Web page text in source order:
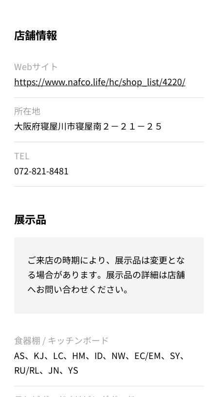
店舗情報
Webサイト
https://www.nafco.life/hc/shop_list/4220/
所在地
大阪府寝屋川市寝屋南２－２１－２５
TEL
072-821-8481
展示品
ご来店の時期により、展示品は変更とな
る場合があります。展示品の詳細は店舗
へお問い合わせください。
食器棚 / キッチンボード
AS、KJ、LC、HM、ID、NW、EC/EM、SY、
RU/RL、JN、YS